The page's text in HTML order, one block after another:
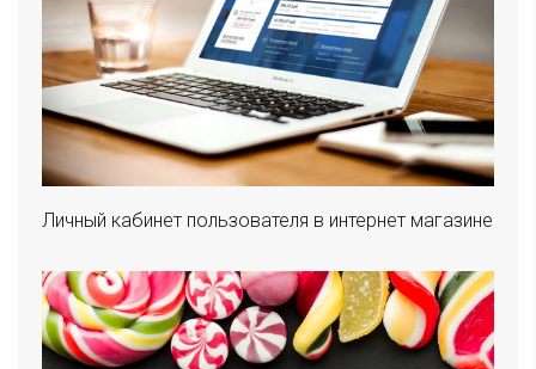
Личный кабинет пользователя в интернет магазине